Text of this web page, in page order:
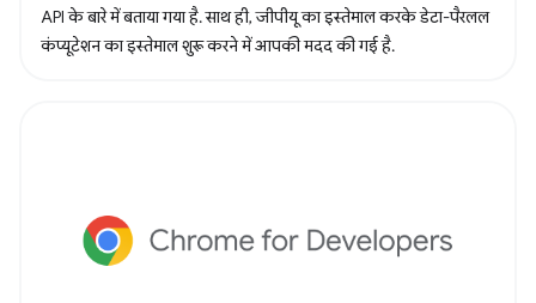
API के बारे में बताया गया है. साथ ही, जीपीयू का इस्तेमाल करके डेटा-पैरलल
कंप्यूटेशन का इस्तेमाल शुरू करने में आपकी मदद की गई है.